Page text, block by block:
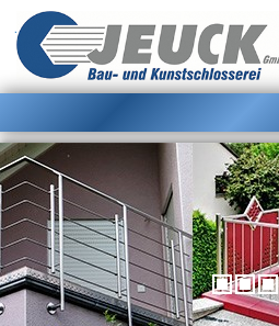
Jeuck GmbH
Bau- und Kunstschlosserei